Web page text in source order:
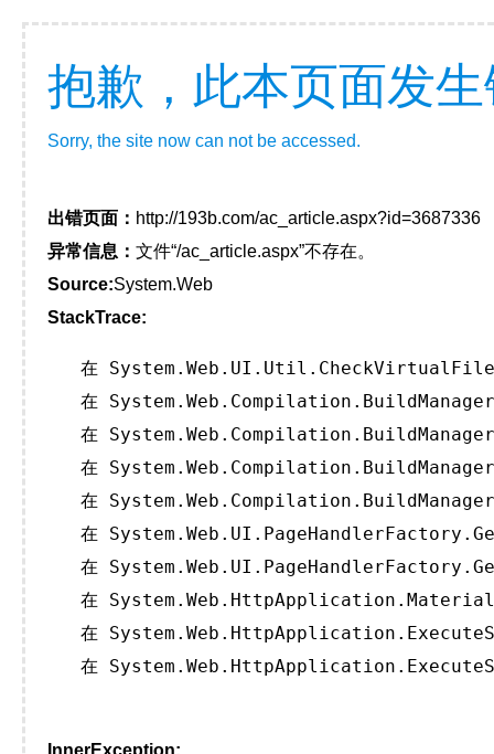
抱歉，此本页面发
Sorry, the site now can not be accessed.
出错页面： http://193b.com/ac_article.aspx?id=3687336
异常信息： 文件“/ac_article.aspx”不存在。
Source:System.Web
StackTrace:
在
在
在
在
在
在
在
在
在
在
InnerException: